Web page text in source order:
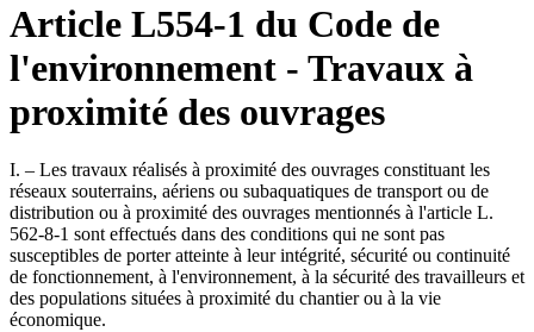
Article L554-1 du Code de
l'environnement - Travaux à
proximité des ouvrages
I. – Les travaux réalisés à proximité des ouvrages constituant les
réseaux souterrains, aériens ou subaquatiques de transport ou de
distribution ou à proximité des ouvrages mentionnés à l'article L.
562-8-1 sont effectués dans des conditions qui ne sont pas
susceptibles de porter atteinte à leur intégrité, sécurité ou continuité
de fonctionnement, à l'environnement, à la sécurité des travailleurs et
des populations situées à proximité du chantier ou à la vie
économique.